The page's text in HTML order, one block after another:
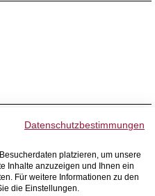
Datenschutzbestimmungen
platzieren, um unsere
Inhalte anzuzeigen und Ihnen ein
Für weitere Informationen zu den
die Einstellungen.